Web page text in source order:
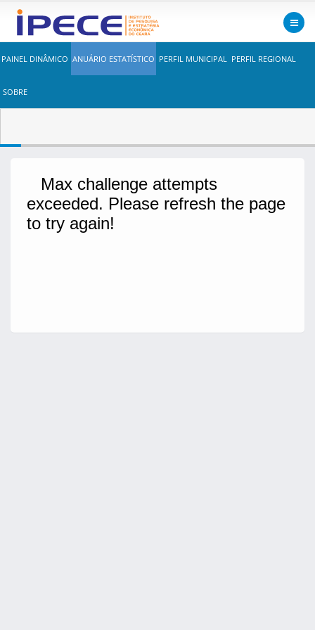
PAINEL DINÂMICO ANUÁRIO ESTATÍSTICO PERFIL MUNICIPAL PERFIL REGIONAL
SOBRE